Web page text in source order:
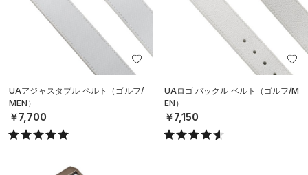
UAアジャスタブル ベルト（ゴルフ/
MEN）
￥7,700
UAロゴ バックル ベルト（ゴルフ/M
EN）
￥7,150